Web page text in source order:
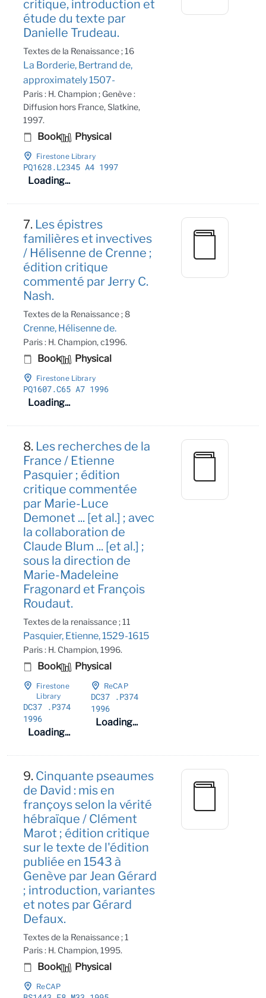
critique, introduction et
étude du texte par
Danielle Trudeau.
Textes de la Renaissance ; 16
La Borderie, Bertrand de,
approximately 1507-
Paris : H. Champion ; Genève :
Diffusion hors France, Slatkine,
1997.
Book Physical
Firestone Library
PQ1628.L2345 A4 1997
Loading...
7. Les épistres
familières et invectives
/ Hélisenne de Crenne ;
édition critique
commenté par Jerry C.
Nash.
Textes de la Renaissance ; 8
Crenne, Hélisenne de.
Paris : H. Champion, c1996.
Book Physical
Firestone Library
PQ1607.C65 A7 1996
Loading...
8. Les recherches de la
France / Etienne
Pasquier ; édition
critique commentée
par Marie-Luce
Demonet ... [et al.] ; avec
la collaboration de
Claude Blum ... [et al.] ;
sous la direction de
Marie-Madeleine
Fragonard et François
Roudaut.
Textes de la renaissance ; 11
Pasquier, Etienne, 1529-1615
Paris : H. Champion, 1996.
Book Physical
Firestone
Library
DC37 .P374
1996
Loading...
ReCAP
DC37 .P374
1996
Loading...
9. Cinquante pseaumes
de David : mis en
françoys selon la vérité
hébraïque / Clément
Marot ; édition critique
sur le texte de l'édition
publiée en 1543 à
Genève par Jean Gérard
; introduction, variantes
et notes par Gérard
Defaux.
Textes de la Renaissance ; 1
Paris : H. Champion, 1995.
Book Physical
ReCAP